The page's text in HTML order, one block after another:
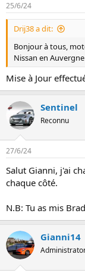
i
o
25/6/24
Drij38 a dit:
Bonjour à tous,
Nissan en
Mise à Jour
Sentinel
Reconnu
27/6/24
Salut Gianni, j'ai
chaque côté.
N.B: Tu as mis
Gianni14